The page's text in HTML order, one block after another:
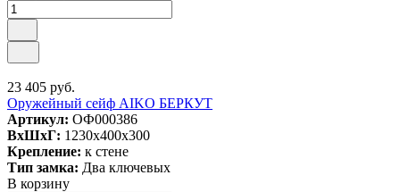
23 405 руб.
Оружейный сейф AIKO БЕРКУТ
Артикул: ОФ000386
ВxШxГ: 1230x400x300
Крепление: к стене
Тип замка: Два ключевых
В корзину